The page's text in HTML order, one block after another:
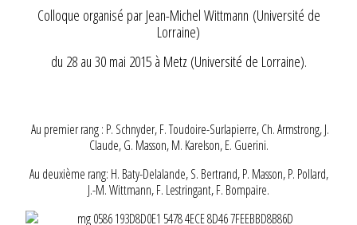
Colloque organisé par Jean-Michel Wittmann (Université de
Lorraine)
du 28 au 30 mai 2015 à Metz (Université de Lorraine).
Au premier rang : P. Schnyder, F. Toudoire-Surlapierre, Ch. Armstrong, J.
Claude, G. Masson, M. Karelson, E. Guerini.
Au deuxième rang: H. Baty-Delalande, S. Bertrand, P. Masson, P. Pollard,
J.-M. Wittmann, F. Lestringant, F. Bompaire.